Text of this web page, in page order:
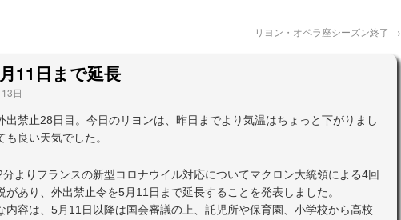
リヨン・オペラ座シーズン終了 →
11日まで延長
日
出禁止28日目。今日のリヨンは、昨日までより気温はちょっと下がりまし
良い天気でした。
よりフランスの新型コロナウイル対応についてマクロン大統領による4回
があり、外出禁止令を5月11日まで延長することを発表しました。
内容は、5月11日以降は国会審議の上、託児所や保育園、小学校から高校